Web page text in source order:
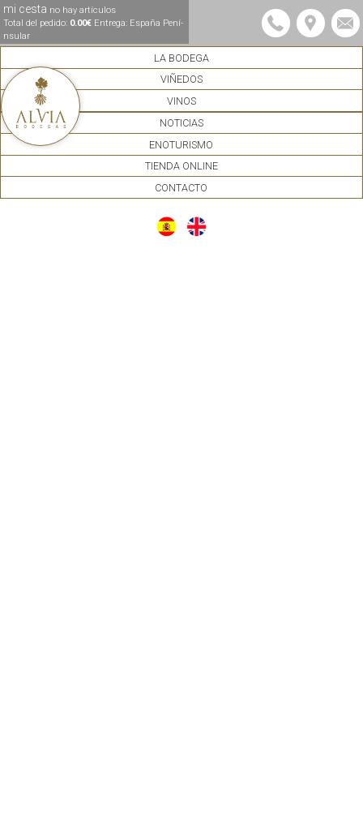
mi cesta no hay artículos
Total del pedido: 0.00€ Entrega: España Pení­
nsular
LA BODEGA
VIÑEDOS
VINOS
NOTICIAS
ENOTURISMO
TIENDA ONLINE
CONTACTO